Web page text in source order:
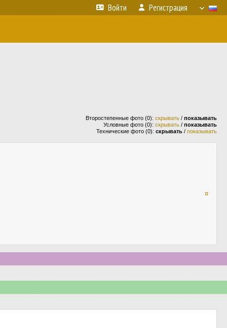
Войти Регистрация
Второстепенные фото (0): скрывать / показывать
Условные фото (0): скрывать / показывать
Технические фото (0): скрывать / показывать
¤